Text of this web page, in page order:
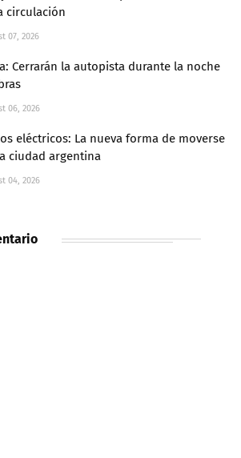
circulación
07, 2026
Cerrarán la autopista durante la noche
06, 2026
eléctricos: La nueva forma de moverse
ciudad argentina
04, 2026